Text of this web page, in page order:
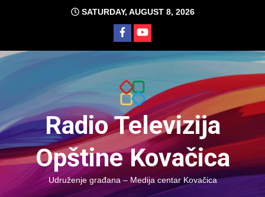
SATURDAY, AUGUST 8, 2026
Radio Televizija
Opštine Kovačica
Udruženje građana – Medija centar Kovačica